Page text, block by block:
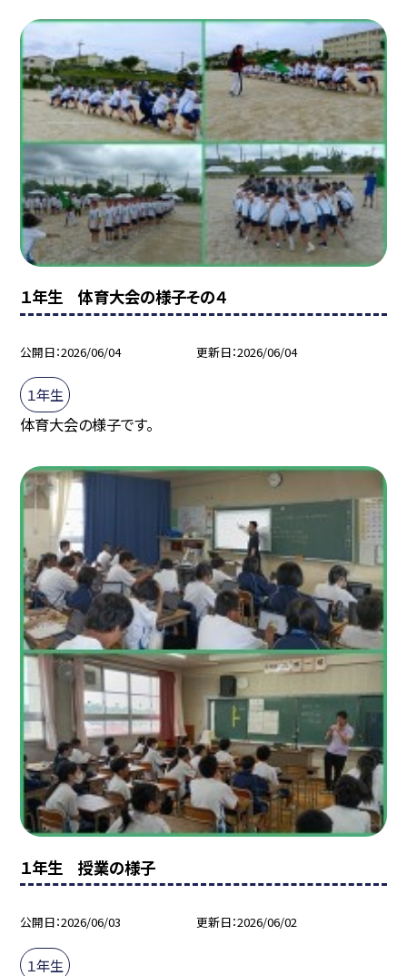
１年生 体育大会の様子その４
公開日 2026/06/04 更新日 2026/06/04
１年生
体育大会の様子です。
１年生 授業の様子
公開日 2026/06/03 更新日 2026/06/02
１年生